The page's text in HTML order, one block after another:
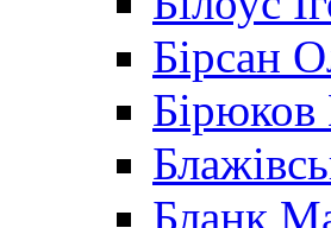
Бірсан
Бланк